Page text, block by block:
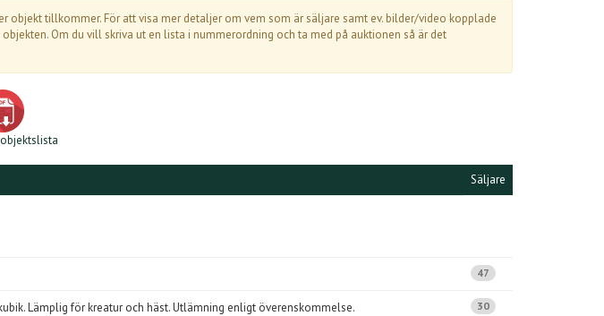
tillkommer. För att visa mer detaljer om vem som är säljare samt ev. bilder/video kopplade
Om du vill skriva ut en lista i nummerordning och ta med på auktionen så är det
Säljare
47
Lämplig för kreatur och häst. Utlämning enligt överenskommelse. 30